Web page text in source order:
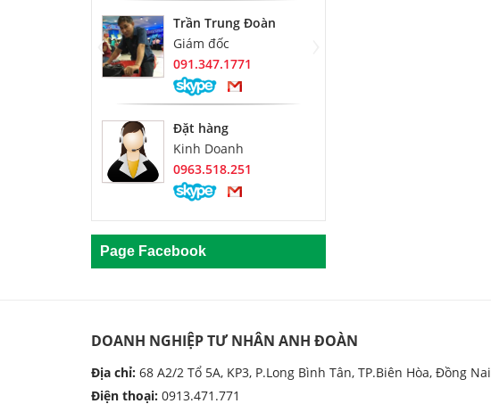
Trần Trung Đoàn
Giám đốc
091.347.1771
Đặt hàng
Kinh Doanh
0963.518.251
‹
Page Facebook
DOANH NGHIỆP TƯ NHÂN ANH ĐOÀN
Địa chỉ: 68 A2/2 Tổ 5A, KP3, P.Long Bình Tân, TP.Biên Hòa, Đồng Nai
Điện thoại: 0913.471.771